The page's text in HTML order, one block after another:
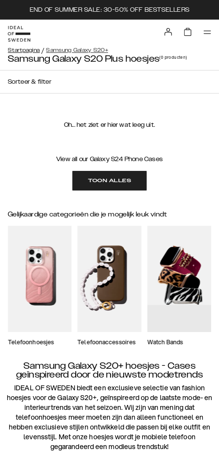
END OF SUMMER SALE: 30-50% OFF BESTSELLERS
Startpagina / Samsung Galaxy S20+
Samsung Galaxy S20 Plus hoesjes(0 producten)
Sorteer & filter
Oh... het ziet er hier wat leeg uit.
View all our Galaxy S24 Phone Cases
TOON ALLES
Gelijkaardige categorieën die je mogelijk leuk vindt
Telefoonhoesjes Telefoonaccessoires Watch Bands
Samsung Galaxy S20+ hoesjes - Cases
geïnspireerd door de nieuwste modetrends
IDEAL OF SWEDEN biedt een exclusieve selectie van fashion
hoesjes voor de Galaxy S20+, geïnspireerd op de laatste mode- en
interieurtrends van het seizoen. Wij zijn van mening dat
telefoonhoesjes meer moeten zijn dan alleen functioneel en
hebben exclusieve stijlen ontwikkeld die passen bij elke outfit en
levensstijl. Met onze hoesjes wordt je mobiele telefoon
gegarandeerd een modieus trendstuk!